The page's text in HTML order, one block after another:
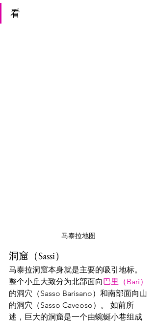
看
马泰拉地图
洞窟 （Sassi）
马泰拉洞窟本身就是主要的吸引地标。
整个小丘大致分为北部面向巴里（Bari）
的洞穴（Sasso Barisano）和南部面向山
的洞穴（Sasso Caveoso）。 如前所
述，巨大的洞窟是一个由蜿蜒小巷组成